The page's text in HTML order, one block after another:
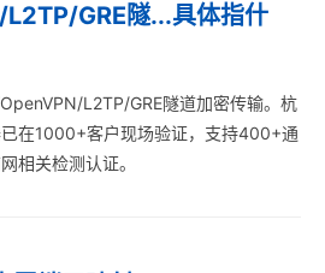
GRE隧...具体指什
L2TP/GRE隧道加密传输。杭
在1000+客户现场验证，支持400+通
相关检测认证。